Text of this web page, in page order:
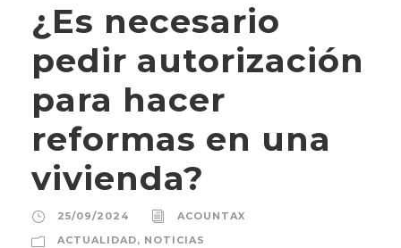
¿Es necesario
pedir autorización
para hacer
reformas en una
vivienda?
25/09/2024
ACOUNTAX
ACTUALIDAD, NOTICIAS